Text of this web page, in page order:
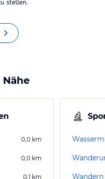
stellen.
0,0 km
0,0 km
0,1 km